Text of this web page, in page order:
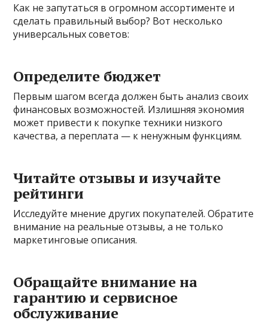
Как не запутаться в огромном ассортименте и
сделать правильный выбор? Вот несколько
универсальных советов:
Определите бюджет
Первым шагом всегда должен быть анализ своих
финансовых возможностей. Излишняя экономия
может привести к покупке техники низкого
качества, а переплата — к ненужным функциям.
Читайте отзывы и изучайте
рейтинги
Исследуйте мнение других покупателей. Обратите
внимание на реальные отзывы, а не только
маркетинговые описания.
Обращайте внимание на
гарантию и сервисное
обслуживание